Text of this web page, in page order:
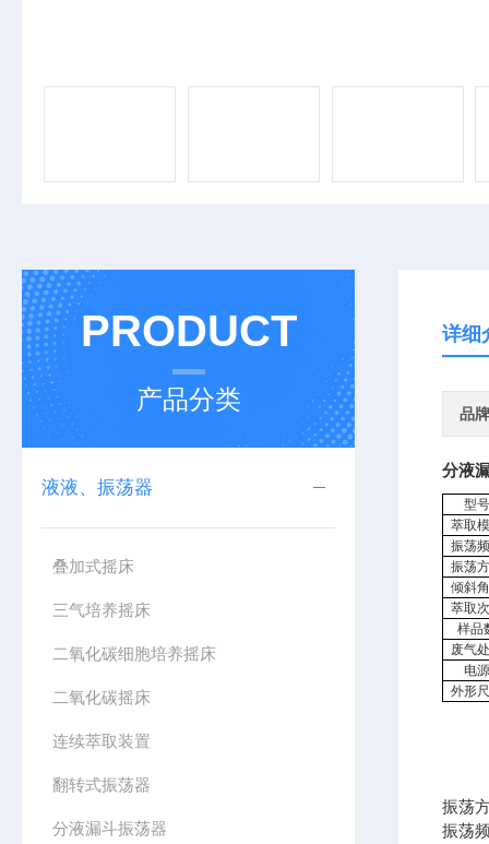
PRODUCT
产品分类
液液、振荡器
叠加式摇床
三气培养摇床
二氧化碳细胞培养摇床
二氧化碳摇床
连续萃取装置
翻转式振荡器
分液漏斗振荡器
详细
品牌
分液
型号
萃取
振荡
振荡
倾斜
萃取
样品
废气
电源
外形
振荡
振荡